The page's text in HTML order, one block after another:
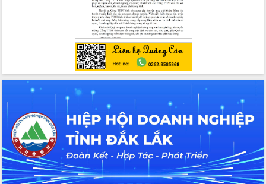
trao đổi thông tin trước Kỳ họp thứ
Quyết liệt cải cách hành chính, khơi
thông nguồn lực phát triển
Nâng cao hiệu lực, hiệu quả HĐND
tỉnh thông qua hiện đại hóa hành chính
Xã Ea Phê gắn cải cách hành chính với
chuyển đổi số
Phó Chủ tịch Thường trực UBND tỉnh
Hồ Thị Nguyên Thảo làm việc tại Trung
tâm Phục vụ hành chính công xã Ea
Phê
Xây dựng nền hành chính số đồng
hành cùng nông dân dân, doanh nghiệp